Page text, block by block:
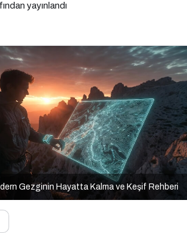
yayınlandı
Gezginin Hayatta Kalma ve Keşif Rehberi